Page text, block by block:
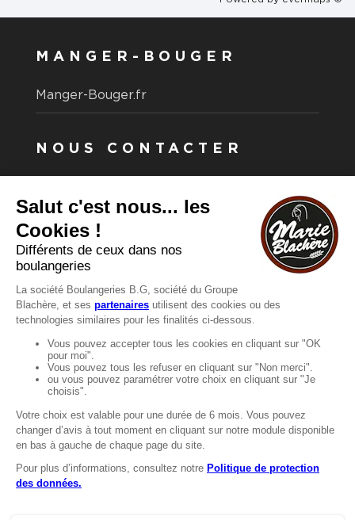
MANGER-BOUGER
Manger-Bouger.fr
NOUS CONTACTER
Vous souhaitez nous contacter ?
Consultez notre FAQ.
FAQ
Recrutement
MENTIONS
Mentions légales
Protection des données
LignÉthique
Caractéristiques environnementales des